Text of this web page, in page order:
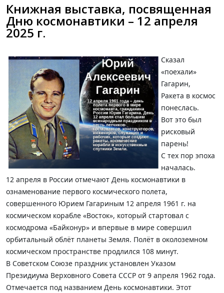
Книжная выставка, посвященная
Дню космонавтики – 12 апреля
2025 г.
Сказал
«поехали»
Гагарин,
Ракета в космос
понеслась.
Вот это был
рисковый
парень!
С тех пор эпоха
началась.
12 апреля в России отмечают День космонавтики в
ознаменование первого космического полета,
совершенного Юрием Гагариным 12 апреля 1961 г. на
космическом корабле «Восток», который стартовал с
космодрома «Байконур» и впервые в мире совершил
орбитальный облёт планеты Земля. Полёт в околоземном
космическом пространстве продлился 108 минут.
В Советском Союзе праздник установлен Указом
Президиума Верховного Совета СССР от 9 апреля 1962 года.
Отмечается под названием День космонавтики. Этот